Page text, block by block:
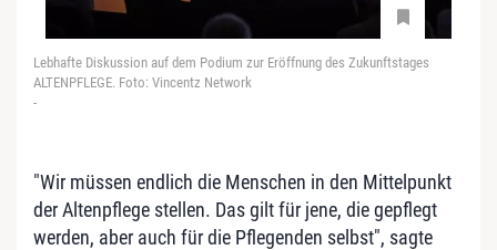
Lebhafte Diskussion auf dem Podium zur Eröffnung des Zukunftstages
ALTENPFLEGE. Foto: Vincentz Network
-
"Wir müssen endlich die Menschen in den Mittelpunkt
der Altenpflege stellen. Das gilt für jene, die gepflegt
werden, aber auch für die Pflegenden selbst", sagte